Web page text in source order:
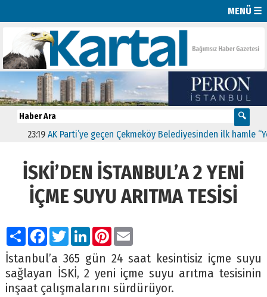
MENÜ ☰
AK Parti’ye geçen Çekmeköy Belediyesinden ilk hamle “Yeşil
İSKİ’DEN İSTANBUL’A 2 YENİ
İÇME SUYU ARITMA TESİSİ
PaylaşFacebook
TwitterLinkedIn
Pinterest
Email
İstanbul’a 365 gün 24 saat kesintisiz içme suyu
sağlayan İSKİ, 2 yeni içme suyu arıtma tesisinin
inşaat çalışmalarını sürdürüyor.